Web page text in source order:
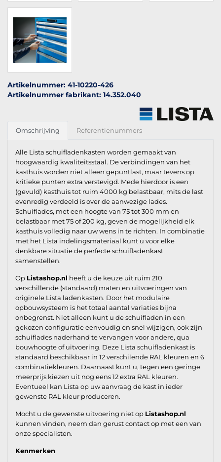
Artikelnummer: 41-10220-426
Artikelnummer fabrikant: 14.352.040
Omschrijving Referentienummers
Alle Lista schuifladenkasten worden gemaakt van
hoogwaardig kwaliteitsstaal. De verbindingen van het
kasthuis worden niet alleen gepuntlast, maar tevens op
kritieke punten extra verstevigd. Mede hierdoor is een
(gevuld) kasthuis tot ruim 4000 kg belastbaar, mits de last
evenredig verdeeld is over de aanwezige lades.
Schuiflades, met een hoogte van 75 tot 300 mm en
belastbaar met 75 of 200 kg, geven de mogelijkheid elk
kasthuis volledig naar uw wens in te richten. In combinatie
met het Lista indelingsmateriaal kunt u voor elke
denkbare situatie de perfecte schuifladenkast
samenstellen.
Op Listashop.nl heeft u de keuze uit ruim 210
verschillende (standaard) maten en uitvoeringen van
originele Lista ladenkasten. Door het modulaire
opbouwsysteem is het totaal aantal variaties bijna
onbegrenst. Niet alleen kunt u de schuifladen in een
gekozen configuratie eenvoudig en snel wijzigen, ook zijn
schuiflades naderhand te vervangen voor andere, qua
bouwhoogte of uitvoering. Deze Lista schuifladenkast is
standaard beschikbaar in 12 verschilende RAL kleuren en 6
combinatiekleuren. Daarnaast kunt u, tegen een geringe
meerprijs kiezen uit nog eens 12 extra RAL kleuren.
Eventueel kan Lista op uw aanvraag de kast in ieder
gewenste RAL kleur produceren.
Mocht u de gewenste uitvoering niet op Listashop.nl
kunnen vinden, neem dan gerust contact op met een van
onze specialisten.
Kenmerken